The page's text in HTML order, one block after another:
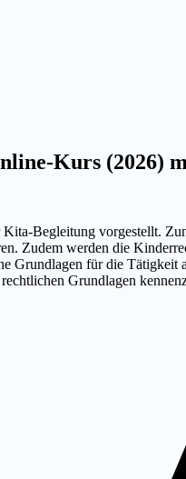
Kurs (2026)
Begleitung vorgestellt.
Zudem werden die
Grundlagen für die
Grundlagen